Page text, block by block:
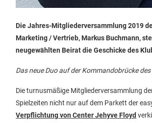
Die Jahres-Mitgliederversammlung 2019
Marketing / Vertrieb, Markus Buchmann,
neugewählten Beirat die Geschicke des
Das neue Duo auf der Kommandobrücke
Die turnusmäßige Mitgliederversammlung
Spielzeiten nicht nur auf dem Parkett der
Verpflichtung von Center Jehyve Floyd